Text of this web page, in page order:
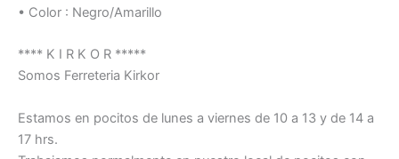
• Color : Negro/Amarillo
**** K I R K O R *****
Somos Ferreteria Kirkor
Estamos en pocitos de lunes a viernes de 10 a 13 y de 14 a
17 hrs.